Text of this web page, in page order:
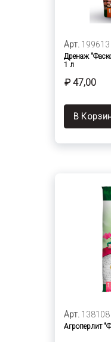
Арт. 199613
Дренаж
1 л
₽ 47,00
В
Арт. 138108
Агроперлит